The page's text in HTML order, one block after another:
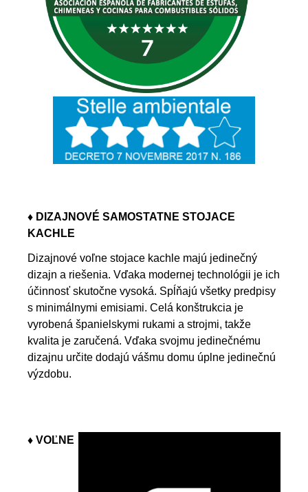
♦ DIZAJNOVÉ SAMOSTATNE STOJACE
KACHLE
Dizajnové voľne stojace kachle majú jedinečný
dizajn a riešenia. Vďaka modernej technológii je ich
účinnosť skutočne vysoká. Spĺňajú všetky predpisy
s minimálnymi emisiami. Celá konštrukcia je
vyrobená španielskymi rukami a strojmi, takže
kvalita je zaručená. Vďaka svojmu jedinečnému
dizajnu určite dodajú vášmu domu úplne jedinečnú
výzdobu.
♦ VOĽNE